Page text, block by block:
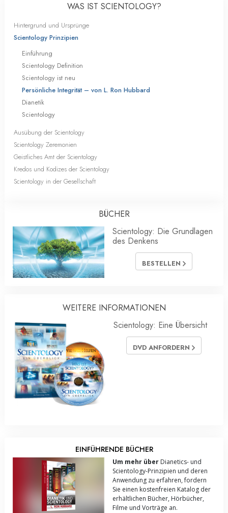
WAS IST SCIENTOLOGY?
Hintergrund und Ursprünge
Scientology Prinzipien
Einführung
Scientology Definition
Scientology ist neu
Persönliche Integrität – von L. Ron Hubbard
Dianetik
Scientology
Ausübung der Scientology
Scientology Zeremonien
Geistliches Amt der Scientology
Kredos und Kodizes der Scientology
Scientology in der Gesellschaft
BÜCHER
Scientology: Die Grundlagen
des Denkens
BESTELLEN
WEITERE INFORMATIONEN
Scientology: Eine Übersicht
DVD ANFORDERN
EINFÜHRENDE BÜCHER
Um mehr über Dianetics- und
Scientology-Prinzipien und deren
Anwendung zu erfahren, fordern
Sie einen kostenfreien Katalog der
erhältlichen Bücher, Hörbücher,
Filme und Vorträge an.